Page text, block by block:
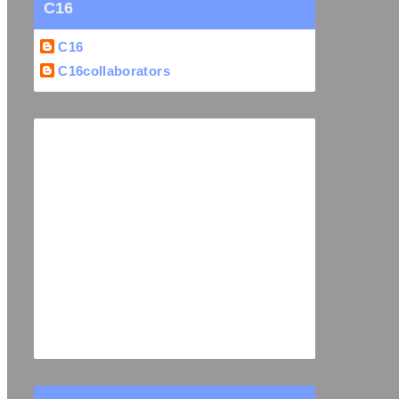
C16
C16
C16collaborators